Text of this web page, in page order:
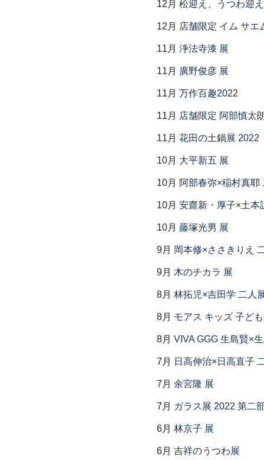
12月 松迎え、うつわ迎
12月 店舗限定 イム サ
11月 浄法寺漆 展
11月 廣野俊彦 展
11月 万作百趣2022
11月 店舗限定 阿部慎太
11月 花田の土鍋展 2022
10月 大平新五 展
10月 阿部春弥×稲村真耶
10月 安齋新・厚子×土本
10月 藤塚光男 展
9月 岡本修×ささきりえ
9月 木のチカラ 展
8月 林拓児×吉田学 二人
8月 モアス キッズ 子ど
8月 VIVA GGG 生島賢×
7月 日高伸治×日高直子
7月 余宮隆 展
7月 ガラス展 2022 第二
6月 林京子 展
6月 吉祥のうつわ展